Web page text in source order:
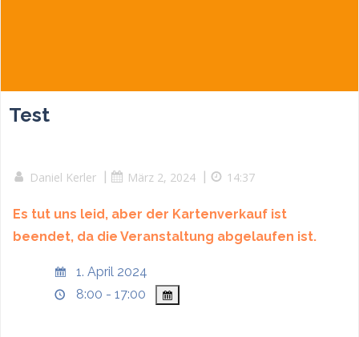
Test
Daniel Kerler März 2, 2024 14:37
Es tut uns leid, aber der Kartenverkauf ist
beendet, da die Veranstaltung abgelaufen ist.
1. April 2024
8:00 - 17:00